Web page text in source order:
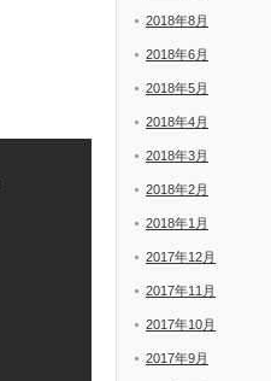
2018年8月
2018年6月
2018年5月
2018年4月
2018年3月
2018年2月
2018年1月
2017年12月
2017年11月
2017年10月
2017年9月